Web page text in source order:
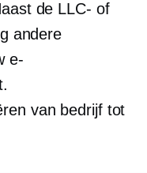
de LLC- of
andere
e-
van bedrijf tot